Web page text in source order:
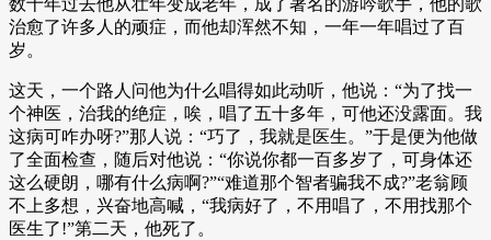
数十年过去他从壮年变成老年，成了著名的游吟歌手，他的歌
治愈了许多人的顽症，而他却浑然不知，一年一年唱过了百
岁。
这天，一个路人问他为什么唱得如此动听，他说：“为了找一
个神医，治我的绝症，唉，唱了五十多年，可他还没露面。我
这病可咋办呀?”那人说：“巧了，我就是医生。”于是便为他做
了全面检查，随后对他说：“你说你都一百多岁了，可身体还
这么硬朗，哪有什么病啊?”“难道那个智者骗我不成?”老翁顾
不上多想，兴奋地高喊，“我病好了，不用唱了，不用找那个
医生了!”第二天，他死了。